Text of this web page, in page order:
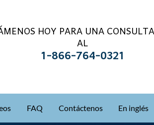
HOY PARA UNA
AL
1-866-764-0321
FAQ Contáctenos En inglés